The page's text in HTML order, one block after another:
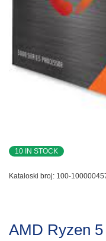
10 IN STOCK
Kataloski broj: 100-
AMD Ryzen